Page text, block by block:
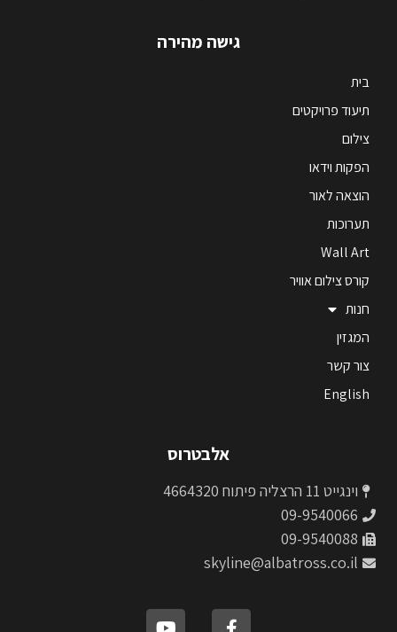
גישה מהירה
בית
תיעוד פרויקטים
צילום
הפקות וידאו
הוצאה לאור
תערוכות
Wall Art
קורס צילום אוויר
חנות
המגזין
צור קשר
English
אלבטרוס
וינגייט 11 הרצליה פיתוח 4664320
09-9540066
09-9540088
skyline@albatross.co.il